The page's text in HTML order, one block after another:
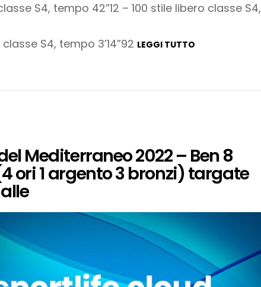
S4, tempo 42”12 – 100 stile libero classe S4,
S4, tempo 3’14”92 LEGGI TUTTO
Mediterraneo 2022 – Ben 8
ori 1 argento 3 bronzi) targate